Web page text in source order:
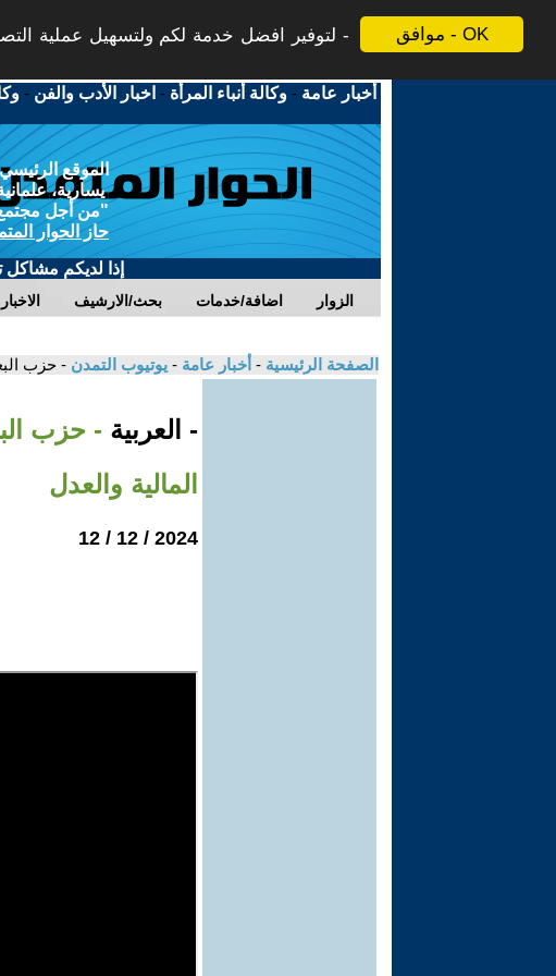
موافق - OK
لتوفير افضل خدمة لكم ولتسهيل عملية
أخبار عامة -وكالة أنباء المرأة - اخبار الأدب والفن -
الموقع
يسارية،
"من أجل مجتمع
حاز الحوار
إذا لديكم مشاكل
الاخبار بحث/الارشيف اضافة/خدمات الزوار
الصفحة الرئيسية - أخبار عامة - يوتيوب التمدن - حزب
- العربية - حزب
المالية والعدل
2024 / 12 / 12